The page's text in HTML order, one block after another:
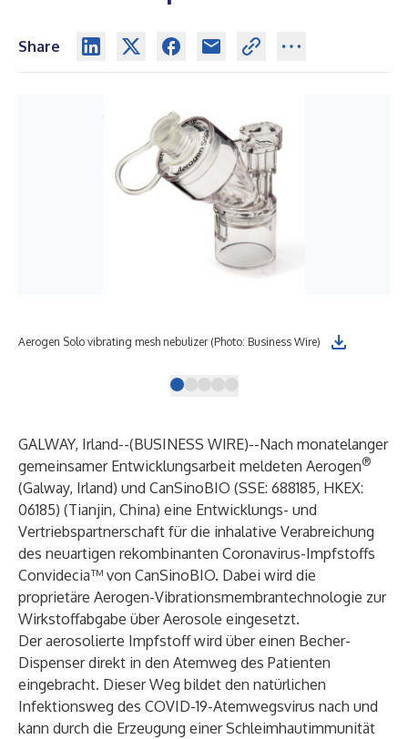
Share
Aerogen Solo vibrating mesh nebulizer (Photo: Business Wire)
GALWAY, Irland--(BUSINESS WIRE)--Nach monatelanger
gemeinsamer Entwicklungsarbeit meldeten Aerogen®
(Galway, Irland) und CanSinoBIO (SSE: 688185, HKEX:
06185) (Tianjin, China) eine Entwicklungs- und
Vertriebspartnerschaft für die inhalative Verabreichung
des neuartigen rekombinanten Coronavirus-Impfstoffs
Convidecia™ von CanSinoBIO. Dabei wird die
proprietäre Aerogen-Vibrationsmembrantechnologie zur
Wirkstoffabgabe über Aerosole eingesetzt.
Der aerosolierte Impfstoff wird über einen Becher-
Dispenser direkt in den Atemweg des Patienten
eingebracht. Dieser Weg bildet den natürlichen
Infektionsweg des COVID-19-Atemwegsvirus nach und
kann durch die Erzeugung einer Schleimhautimmunität